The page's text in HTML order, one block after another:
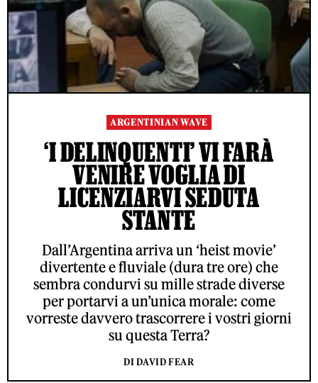
ARGENTINIAN WAVE
‘I DELINQUENTI’ VI FARÀ
VENIRE VOGLIA DI
LICENZIARVI SEDUTA
STANTE
Dall’Argentina arriva un ‘heist movie’
divertente e fluviale (dura tre ore) che
sembra condurvi su mille strade diverse
per portarvi a un’unica morale: come
vorreste davvero trascorrere i vostri giorni
su questa Terra?
DI DAVID FEAR